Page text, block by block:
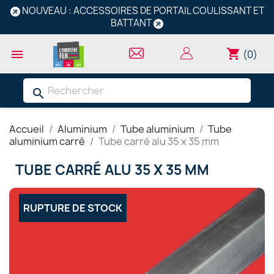
NOUVEAU : ACCESSOIRES DE PORTAIL COULISSANT ET
BATTANT
 shopping_cart (0)
search
Accueil Aluminium Tube aluminium
Tube
aluminium carré
Tube carré alu 35 x 35 mm
TUBE CARRÉ ALU 35 X 35 MM
RUPTURE DE STOCK